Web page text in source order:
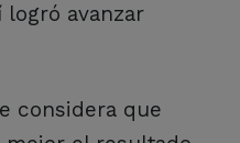
logró avanzar
considera que